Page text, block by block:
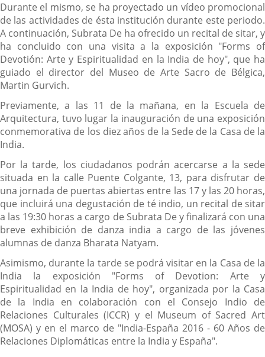
Durante el mismo, se ha proyectado un vídeo promocional
de las actividades de ésta institución durante este periodo.
A continuación, Subrata De ha ofrecido un recital de sitar, y
ha concluido con una visita a la exposición "Forms of
Devotión: Arte y Espiritualidad en la India de hoy", que ha
guiado el director del Museo de Arte Sacro de Bélgica,
Martin Gurvich.
Previamente, a las 11 de la mañana, en la Escuela de
Arquitectura, tuvo lugar la inauguración de una exposición
conmemorativa de los diez años de la Sede de la Casa de la
India.
Por la tarde, los ciudadanos podrán acercarse a la sede
situada en la calle Puente Colgante, 13, para disfrutar de
una jornada de puertas abiertas entre las 17 y las 20 horas,
que incluirá una degustación de té indio, un recital de sitar
a las 19:30 horas a cargo de Subrata De y finalizará con una
breve exhibición de danza india a cargo de las jóvenes
alumnas de danza Bharata Natyam.
Asimismo, durante la tarde se podrá visitar en la Casa de la
India la exposición "Forms of Devotion: Arte y
Espiritualidad en la India de hoy", organizada por la Casa
de la India en colaboración con el Consejo Indio de
Relaciones Culturales (ICCR) y el Museum of Sacred Art
(MOSA) y en el marco de "India-España 2016 - 60 Años de
Relaciones Diplomáticas entre la India y España".